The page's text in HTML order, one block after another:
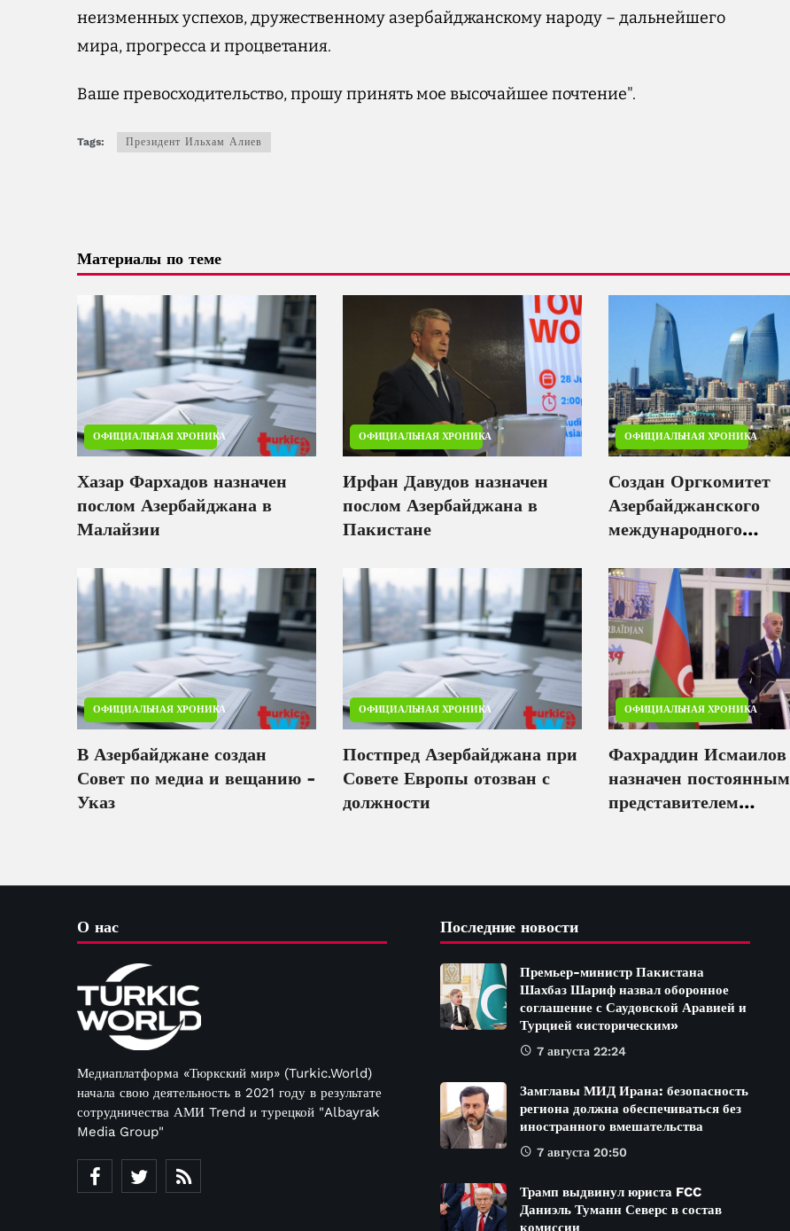
неизменных успехов, дружественному азербайджанскому народу – дальнейшего
мира, прогресса и процветания.
Ваше превосходительство, прошу принять мое высочайшее почтение".
Tags: Президент Ильхам Алиев
Материалы по теме
ОФИЦИАЛЬНАЯ ХРОНИКА
Хазар Фархадов назначен
послом Азербайджана в
Малайзии
ОФИЦИАЛЬНАЯ ХРОНИКА
Ирфан Давудов назначен
послом Азербайджана в
Пакистане
ОФИЦИАЛЬНАЯ ХРОНИКА
Создан Оргкомитет
Азербайджанского
международного
ОФИЦИАЛЬНАЯ ХРОНИКА
В Азербайджане создан
Совет по медиа и вещанию -
Указ
ОФИЦИАЛЬНАЯ ХРОНИКА
Постпред Азербайджана при
Совете Европы отозван с
должности
ОФИЦИАЛЬНАЯ ХРОНИКА
Фахраддин Исмаилов
назначен постоянным
представителем
О нас
Медиаплатформа «Тюркский мир» (Turkic.World)
начала свою деятельность в 2021 году в результате
сотрудничества АМИ Trend и турецкой "Albayrak
Media Group"
Последние новости
Премьер-министр Пакистана
Шахбаз Шариф назвал оборонное
соглашение с Саудовской Аравией и
Турцией «историческим»
7 августа 22:24
Замглавы МИД Ирана: безопасность
региона должна обеспечиваться без
иностранного вмешательства
7 августа 20:50
Трамп выдвинул юриста FCC
Даниэль Туманн Северс в состав
комиссии